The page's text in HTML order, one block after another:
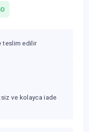
teslim edilir
ve kolayca iade